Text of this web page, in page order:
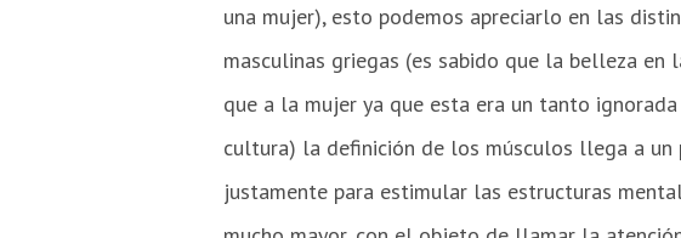
una mujer), esto podemos apreciarlo en las
masculinas griegas (es sabido que la belleza
que a la mujer ya que esta era un tanto
cultura) la definición de los músculos llega a
justamente para estimular las estructuras